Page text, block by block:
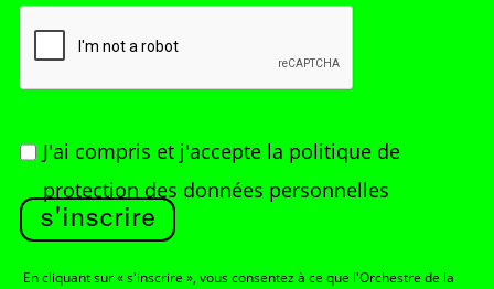
J'ai compris et j'accepte la politique de
protection des données personnelles
s'inscrire
En cliquant sur « s'inscrire », vous consentez à ce que l'Orchestre de la